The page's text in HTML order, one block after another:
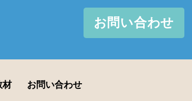
お問い合わせ
材 お問い合わせ